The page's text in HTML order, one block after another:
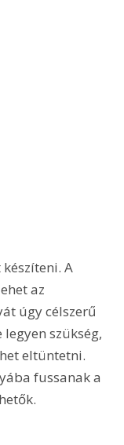
A
az
úgy célszerű
szükség,
eltüntetni.
fussanak a